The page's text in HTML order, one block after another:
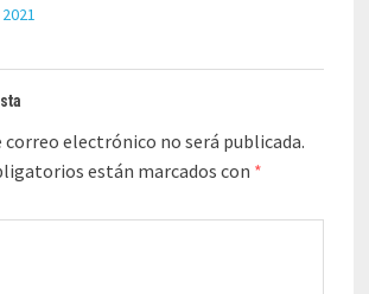
correo electrónico no será publicada.
están marcados con *